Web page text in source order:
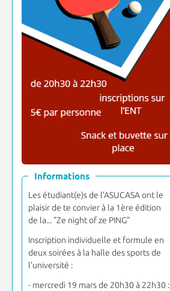
Informations
Les étudiant(e)s de l'ASUCASA ont le
plaisir de te convier à la 1ère édition
de la... "Ze night of ze PING"
Inscription individuelle et formule en
deux soirées à la halle des sports de
l'université :
- mercredi 19 mars de 20h30 à 22h30 :